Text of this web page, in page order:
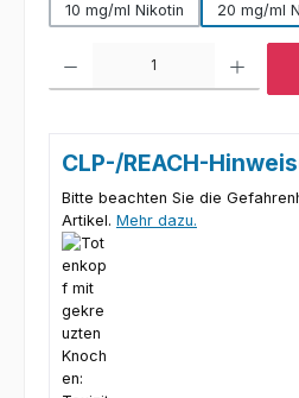
10 mg/ml Nikotin
20 mg/ml
CLP-/REACH-
Bitte beachten Sie die
Artikel. Mehr dazu.